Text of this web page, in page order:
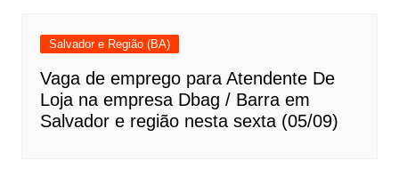
Salvador e Região (BA)
Vaga de emprego para Atendente De
Loja na empresa Dbag / Barra em
Salvador e região nesta sexta (05/09)